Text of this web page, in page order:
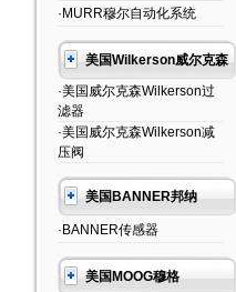
·MURR穆尔自动化系统
美国Wilkerson威尔克森
·美国威尔克森Wilkerson过
滤器
·美国威尔克森Wilkerson减
压阀
美国BANNER邦纳
·BANNER传感器
美国MOOG穆格